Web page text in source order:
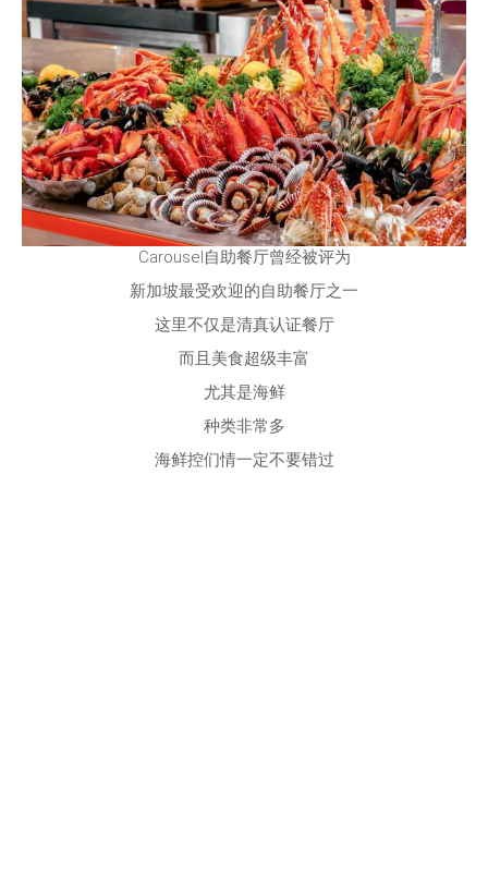
Carousel自助餐厅曾经被评为
新加坡最受欢迎的自助餐厅之一
这里不仅是清真认证餐厅
而且美食超级丰富
尤其是海鲜
种类非常多
海鲜控们情一定不要错过